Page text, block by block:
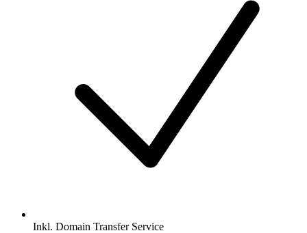
Inkl. Domain Transfer Service